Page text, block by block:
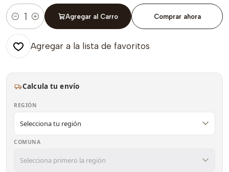
Cantidad
Agregar al Carro Comprar ahora
Agregar a la lista de favoritos
Calcula tu envío
REGIÓN
COMUNA